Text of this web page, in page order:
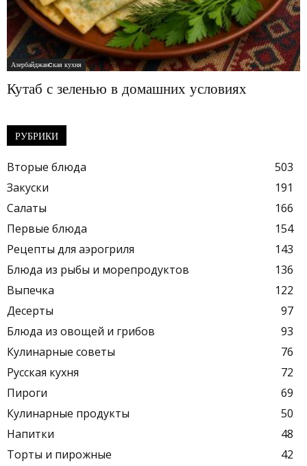
Азербайджанcкая кухня
Кутаб с зеленью в домашних условиях
РУБРИКИ
Вторые блюда
503
Закуски
191
Салаты
166
Первые блюда
154
Рецепты для аэрогриля
143
Блюда из рыбы и морепродуктов
136
Выпечка
122
Десерты
97
Блюда из овощей и грибов
93
Кулинарные советы
76
Русская кухня
72
Пироги
69
Кулинарные продукты
50
Напитки
48
Торты и пирожные
42